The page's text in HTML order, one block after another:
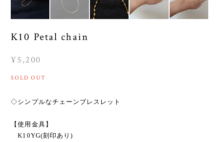
K10 Petal chain
¥5,200
SOLD OUT
◇シンプルなチェーンブレスレット
【使用金具】
K10YG(刻印あり)